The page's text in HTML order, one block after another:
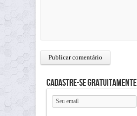
Cadastre-se gratuitamente